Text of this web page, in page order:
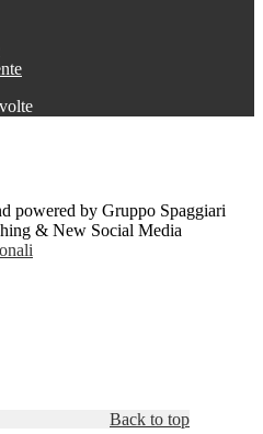
volte
powered by Gruppo Spaggiari
& New Social Media
Back to top